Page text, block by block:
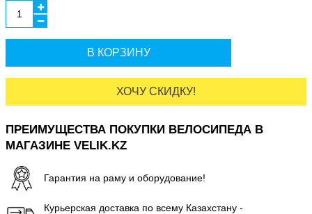
В КОРЗИНУ
ХОЧУ СКИДКУ!
ПРЕИМУЩЕСТВА ПОКУПКИ ВЕЛОСИПЕДА В
МАГАЗИНЕ VELIK.KZ
Гарантия на раму и оборудование!
Курьерская доставка по всему Казахстану -